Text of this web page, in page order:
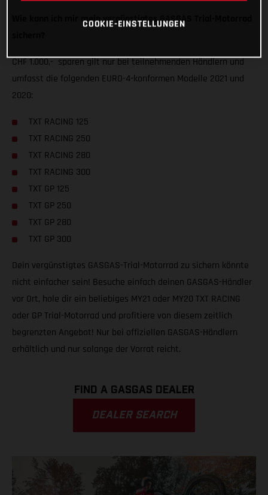
Wie kann ich mir mein vergünstigtes GASGAS Trial-Motorrad
CHF 1.000,- sparen gilt nur bei teilnehmenden Händlern und
umfasst die folgenden EURO-4-konformen Modelle 2021 und
2020:
TXT RACING 125
TXT RACING 250
TXT RACING 280
TXT RACING 300
TXT GP 125
TXT GP 250
TXT GP 280
TXT GP 300
Dein vergünstigtes GASGAS-Trial-Motorrad zu sichern könnte
nicht einfacher sein! Besuche einfach deinen GASGAS-Händler
vor Ort, hole dir ein beliebiges MY21 oder MY20 TXT RACING
oder GP Trial-Motorrad und profitiere von diesem zeitlich
begrenzten Angebot! Nur bei offiziellen GASGAS-Händlern
erhältlich und nur solange der Vorrat reicht.
FIND A GASGAS DEALER
DEALER SEARCH
COOKIE-EINSTELLUNGEN